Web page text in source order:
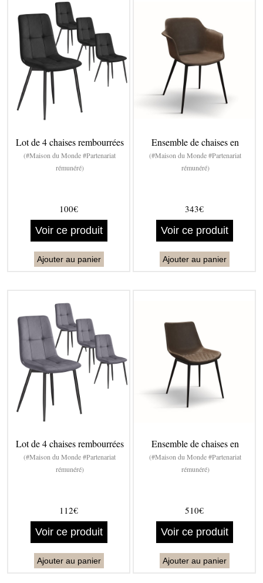
Lot de 4 chaises rembourrées
(#Maison du Monde #Partenariat
rémunéré)
100€
Voir ce produit
Ajouter au panier
Ensemble de chaises en
(#Maison du Monde #Partenariat
rémunéré)
343€
Voir ce produit
Ajouter au panier
Lot de 4 chaises rembourrées
(#Maison du Monde #Partenariat
rémunéré)
112€
Voir ce produit
Ajouter au panier
Ensemble de chaises en
(#Maison du Monde #Partenariat
rémunéré)
510€
Voir ce produit
Ajouter au panier